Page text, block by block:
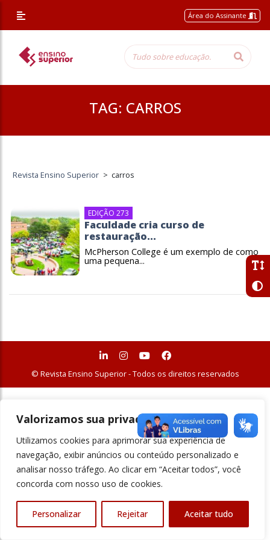
Valorizamos sua privacidade
Utilizamos cookies para aprimorar sua experiência de
navegação, exibir anúncios ou conteúdo personalizado e
analisar nosso tráfego. Ao clicar em “Aceitar todos”, você
concorda com nosso uso de cookies.
Personalizar Rejeitar Aceitar tudo
Área do Assinante
TAG: CARROS
Revista Ensino Superior > carros
EDIÇÃO 273
Faculdade cria curso de
restauração...
McPherson College é um exemplo de como
uma pequena...
© Revista Ensino Superior - Todos os direitos reservados